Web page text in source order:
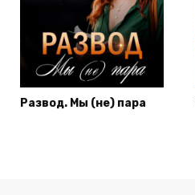
Развод. Мы (не) пара